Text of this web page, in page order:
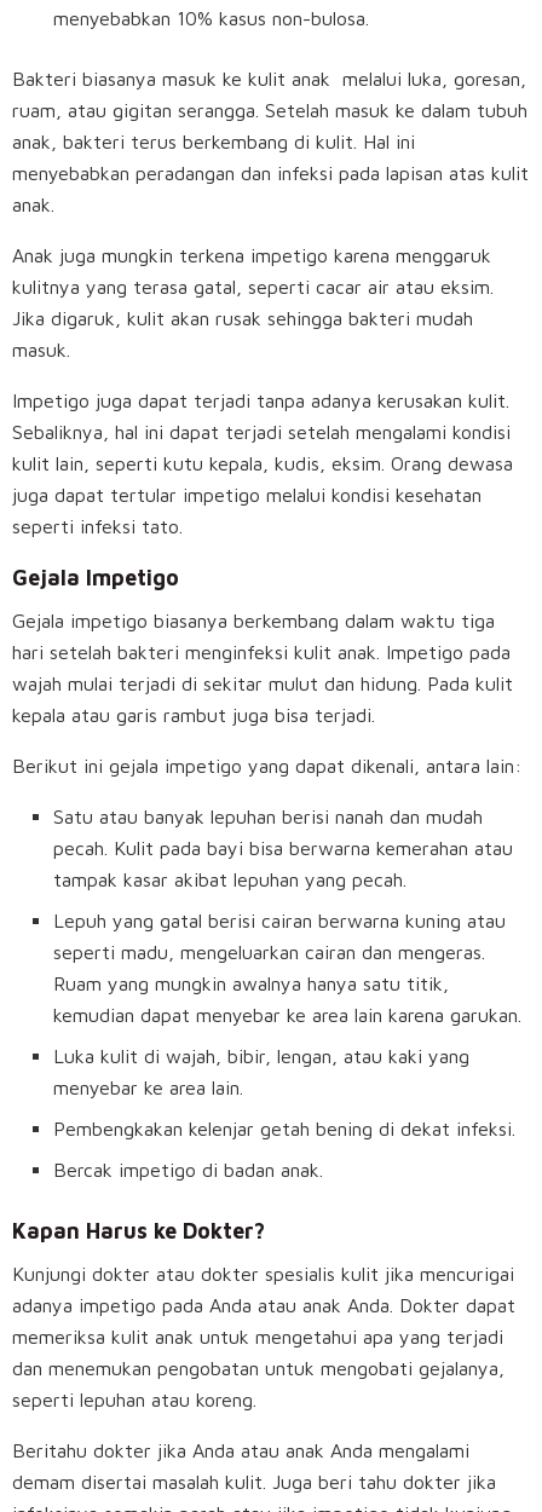
menyebabkan 10% kasus non-bulosa.
Bakteri biasanya masuk ke kulit anak melalui luka, goresan,
ruam, atau gigitan serangga. Setelah masuk ke dalam tubuh
anak, bakteri terus berkembang di kulit. Hal ini
menyebabkan peradangan dan infeksi pada lapisan atas kulit
anak.
Anak juga mungkin terkena impetigo karena menggaruk
kulitnya yang terasa gatal, seperti cacar air atau eksim.
Jika digaruk, kulit akan rusak sehingga bakteri mudah
masuk.
Impetigo juga dapat terjadi tanpa adanya kerusakan kulit.
Sebaliknya, hal ini dapat terjadi setelah mengalami kondisi
kulit lain, seperti kutu kepala, kudis, eksim. Orang dewasa
juga dapat tertular impetigo melalui kondisi kesehatan
seperti infeksi tato.
Gejala Impetigo
Gejala impetigo biasanya berkembang dalam waktu tiga
hari setelah bakteri menginfeksi kulit anak. Impetigo pada
wajah mulai terjadi di sekitar mulut dan hidung. Pada kulit
kepala atau garis rambut juga bisa terjadi.
Berikut ini gejala impetigo yang dapat dikenali, antara lain:
Satu atau banyak lepuhan berisi nanah dan mudah
pecah. Kulit pada bayi bisa berwarna kemerahan atau
tampak kasar akibat lepuhan yang pecah.
Lepuh yang gatal berisi cairan berwarna kuning atau
seperti madu, mengeluarkan cairan dan mengeras.
Ruam yang mungkin awalnya hanya satu titik,
kemudian dapat menyebar ke area lain karena garukan.
Luka kulit di wajah, bibir, lengan, atau kaki yang
menyebar ke area lain.
Pembengkakan kelenjar getah bening di dekat infeksi.
Bercak impetigo di badan anak.
Kapan Harus ke Dokter?
Kunjungi dokter atau dokter spesialis kulit jika mencurigai
adanya impetigo pada Anda atau anak Anda. Dokter dapat
memeriksa kulit anak untuk mengetahui apa yang terjadi
dan menemukan pengobatan untuk mengobati gejalanya,
seperti lepuhan atau koreng.
Beritahu dokter jika Anda atau anak Anda mengalami
demam disertai masalah kulit. Juga beri tahu dokter jika